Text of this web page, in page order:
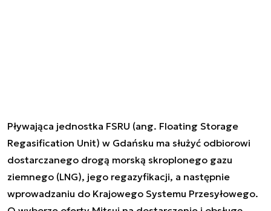
Pływająca jednostka FSRU (ang. Floating Storage
Regasification Unit) w Gdańsku ma służyć odbiorowi
dostarczanego drogą morską skroplonego gazu
ziemnego (LNG), jego regazyfikacji, a następnie
wprowadzaniu do Krajowego Systemu Przesyłowego.